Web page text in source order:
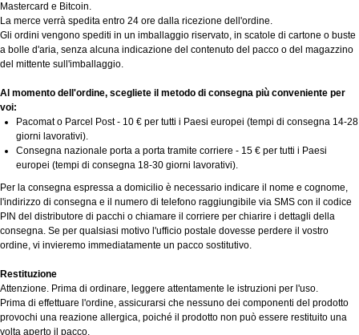
Mastercard e Bitcoin.
La merce verrà spedita entro 24 ore dalla ricezione dell'ordine.
Gli ordini vengono spediti in un imballaggio riservato, in scatole di cartone o buste
a bolle d'aria, senza alcuna indicazione del contenuto del pacco o del magazzino
del mittente sull'imballaggio.
Al momento dell'ordine, scegliete il metodo di consegna più conveniente per
voi:
Pacomat o Parcel Post - 10 € per tutti i Paesi europei (tempi di consegna 14-28
giorni lavorativi).
Consegna nazionale porta a porta tramite corriere - 15 € per tutti i Paesi
europei (tempi di consegna 18-30 giorni lavorativi).
Per la consegna espressa a domicilio è necessario indicare il nome e cognome,
l'indirizzo di consegna e il numero di telefono raggiungibile via SMS con il codice
PIN del distributore di pacchi o chiamare il corriere per chiarire i dettagli della
consegna. Se per qualsiasi motivo l'ufficio postale dovesse perdere il vostro
ordine, vi invieremo immediatamente un pacco sostitutivo.
Restituzione
Attenzione. Prima di ordinare, leggere attentamente le istruzioni per l'uso.
Prima di effettuare l'ordine, assicurarsi che nessuno dei componenti del prodotto
provochi una reazione allergica, poiché il prodotto non può essere restituito una
volta aperto il pacco.